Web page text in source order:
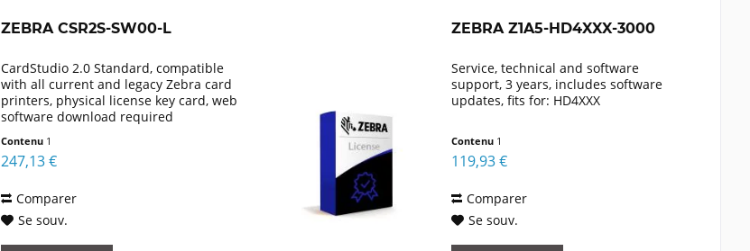
ZEBRA CSR2S-SW00-L
CardStudio 2.0 Standard, compatible
with all current and legacy Zebra card
printers, physical license key card, web
software download required
Contenu 1
247,13 €
Comparer
Se souv.
ZEBRA Z1A5-HD4XXX-3000
Service, technical and software
support, 3 years, includes software
updates, fits for: HD4XXX
Contenu 1
119,93 €
Comparer
Se souv.